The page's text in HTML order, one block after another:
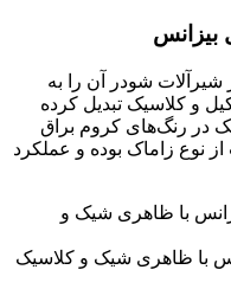
شودر آن را به
و کلاسیک تبدیل کرده
در رنگ‌های کروم براق
نوع زاماک بوده و عملکرد
با ظاهری شیک و کلاسیک